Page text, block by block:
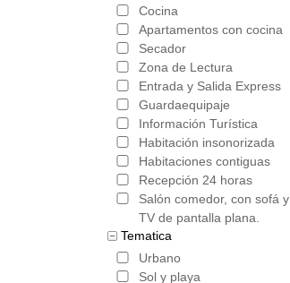
Cocina
Apartamentos con cocina
Secador
Zona de Lectura
Entrada y Salida Express
Guardaequipaje
Información Turística
Habitación insonorizada
Habitaciones contiguas
Recepción 24 horas
Salón comedor, con sofá y
TV de pantalla plana.
Tematica
Urbano
Sol y playa